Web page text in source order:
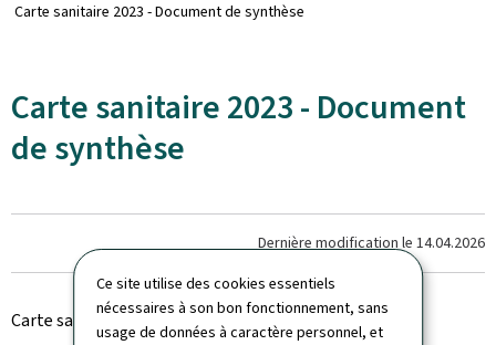
Ce site utilise des cookies essentiels
nécessaires à son bon fonctionnement, sans
usage de données à caractère personnel, et
Carte sanitaire 2023 - Document de synthèse
Carte sanitaire 2023 - Document
de synthèse
Dernière modification le 14.04.2026
Carte sanitaire 2023 - Document de synthèse